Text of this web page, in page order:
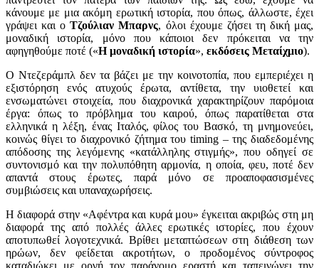
κάνουμε με μια ακόμη ερωτική ιστορία, που όπως, άλλωστε, έχει
γράψει και οΤζούλιαν Μπαρνς, όλοι έχουμε ζήσει τη δική μας,
μοναδική ιστορία, μόνο που κάποιοι δεν πρόκειται να την
αφηγηθούμε ποτέ («Η μοναδική ιστορία», εκδόσεις Μεταίχμιο).
Ο Ντεζεράμπλ δεν τα βάζει με την κοινοτοπία, που εμπεριέχει η
εξιστόρηση ενός ατυχούς έρωτα, αντίθετα, την υιοθετεί και
ενσωματώνει στοιχεία, που διαχρονικά χαρακτηρίζουν παρόμοια
έργα: όπως το πρόβλημα του καιρού, όπως παρατίθεται στα
ελληνικά η λέξη, ένας Ιταλός, φίλος του Βασκό, τη μνημονεύει,
κοινώς θίγει το διαχρονικό ζήτημα του timing – της διαδεδομένης
απόδοσης της λεγόμενης «κατάλληλης στιγμής», που οδηγεί σε
συντονισμό και την πολυπόθητη αρμονία, η οποία, φευ, ποτέ δεν
απαντά στους έρωτες, παρά μόνο σε προαποφασισμένες
συμβιώσεις και υπαναχωρήσεις.
Η διαφορά στην «Αφέντρα και κυρά μου» έγκειται ακριβώς στη μη
διαφορά της από πολλές άλλες ερωτικές ιστορίες, που έχουν
αποτυπωθεί λογοτεχνικά. Βρίθει μεταπτώσεων στη διάθεση των
ηρώων, δεν φείδεται ακροτήτων, ο προδομένος σύντροφος
καταδιώκει με οργή τον παράνομο εραστή και ταπεινώνει την